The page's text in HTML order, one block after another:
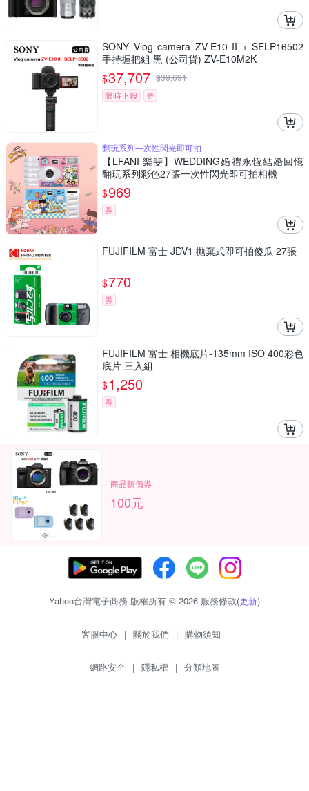
SONY Vlog camera ZV-E10 II + SELP16502
手持握把組 黑 (公司貨) ZV-E10M2K
$37,707 $39,691
限時下殺
券
翻玩系列一次性閃光即可拍
【LFANI 樂斐】WEDDING婚禮永恆結婚回憶
翻玩系列彩色27張一次性閃光即可拍相機
$969
券
FUJIFILM 富士 JDV1 拋棄式即可拍傻瓜 27張
$770
券
FUJIFILM 富士 相機底片-135mm ISO 400彩色
底片 三入組
$1,250
券
商品折價券
100元
Yahoo台灣電子商務 版權所有 © 2026 服務條款(更新)
客服中心 | 關於我們 | 購物須知
網路安全 | 隱私權 | 分類地圖